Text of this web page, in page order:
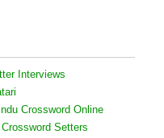
Interviews
Crossword Online
Setters